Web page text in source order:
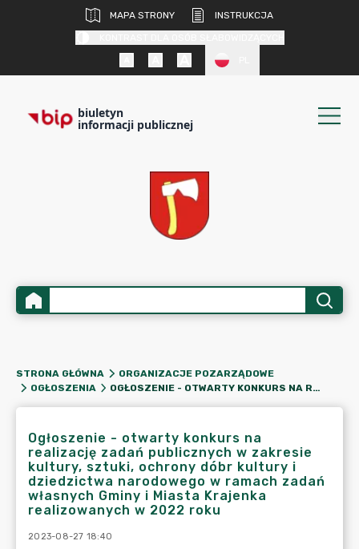
MAPA STRONY
INSTRUKCJA
biuletyn
informacji publicznej
STRONA GŁÓWNA
ORGANIZACJE POZARZĄDOWE
OGŁOSZENIA
OGŁOSZENIE - OTWARTY KONKURS NA REALIZACJĘ ZADAŃ PUBLICZNYCH W ZAKRESIE KULTURY, SZTUKI, OCHRONY DÓBR KULTURY I DZIEDZICTWA NARODOWEGO W RAMACH ZADAŃ WŁASNYCH GMINY I MIASTA KRAJENKA REALIZOWANYCH W 2022 ROKU
Ogłoszenie - otwarty konkurs na
realizację zadań publicznych w zakresie
kultury, sztuki, ochrony dóbr kultury i
dziedzictwa narodowego w ramach zadań
własnych Gminy i Miasta Krajenka
realizowanych w 2022 roku
2023-08-27 18:40